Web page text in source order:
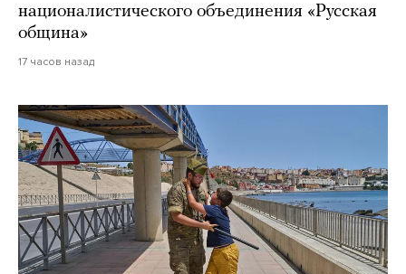
националистического объединения «Русская
община»
17 часов назад